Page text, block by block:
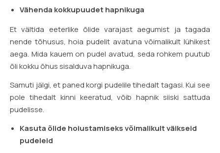
Vähenda kokkupuudet hapnikuga
Et vältida eeterlike õlide varajast aegumist ja tagada
nende tõhusus, hoia pudelit avatuna võimalikult lühikest
aega. Mida kauem on pudel avatud, seda rohkem puutub
õli kokku õhus sisalduva hapnikuga.
Samuti jälgi, et paned korgi pudelile tihedalt tagasi. Kui see
pole tihedalt kinni keeratud, võib hapnik siiski sattuda
pudelisse.
Kasuta õlide hoiustamiseks võimalikult väikseid
pudeleid